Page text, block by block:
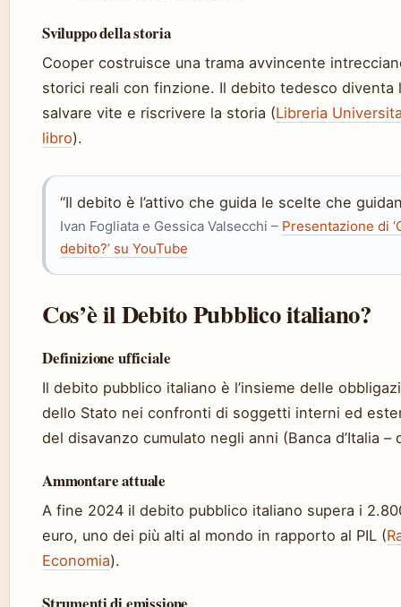
Sviluppo della storia
Cooper costruisce una trama avvincente
storici reali con finzione. Il debito tedesco diventa
salvare vite e riscrivere la storia (Libreria
libro).
“Il debito è l’attivo che guida le scelte che
Ivan Fogliata e Gessica Valsecchi – Presentazione di
debito?’ su YouTube
Cos’è il Debito Pubblico italiano?
Definizione ufficiale
Il debito pubblico italiano è l’insieme delle
dello Stato nei confronti di soggetti interni ed
del disavanzo cumulato negli anni (Banca d’Italia –
Ammontare attuale
A fine 2024 il debito pubblico italiano supera i
euro, uno dei più alti al mondo in rapporto al PIL (
Economia).